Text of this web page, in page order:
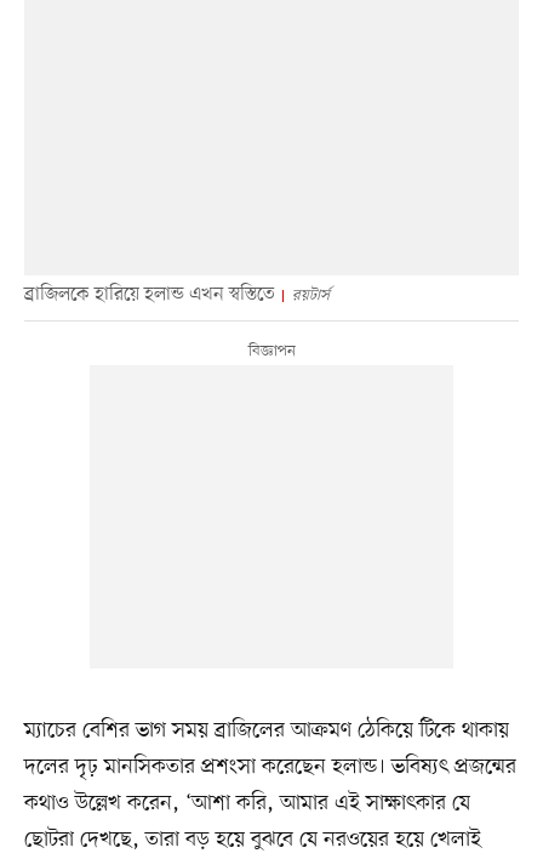
ব্রাজিলকে হারিয়ে হলান্ড এখন স্বস্তিতে রয়টার্স
ম্যাচের বেশির ভাগ সময় ব্রাজিলের আক্রমণ ঠেকিয়ে টিকে থাকায়
দলের দৃঢ় মানসিকতার প্রশংসা করেছেন হলান্ড। ভবিষ্যৎ প্রজন্মের
কথাও উল্লেখ করেন, ‘আশা করি, আমার এই সাক্ষাৎকার যে
ছোটরা দেখছে, তারা বড় হয়ে বুঝবে যে নরওয়ের হয়ে খেলাই